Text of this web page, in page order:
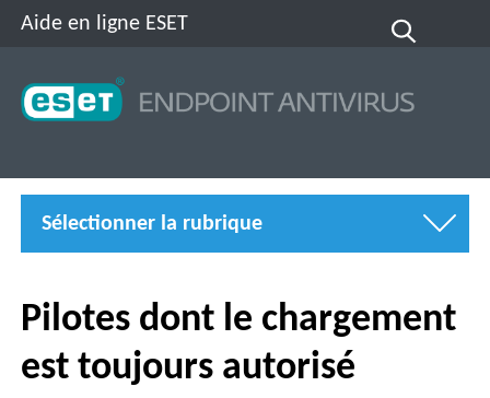
Aide en ligne ESET
Sélectionner la rubrique
Pilotes dont le chargement
est toujours autorisé